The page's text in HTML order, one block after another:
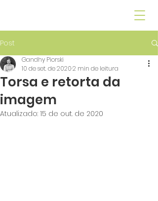
Post
Torsa e retorta da
imagem
Gandhy Piorski
10 de set. de 20202 min de leitura
Atualizado: 15 de out. de 2020